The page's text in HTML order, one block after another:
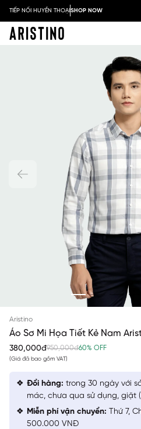
TIẾP NỐI HUYỀN THOẠISHOP NOW
Aristino
Áo Sơ Mi Họa Tiết Kẻ Nam
380,000đ950,000đ60% OFF
(Giá đã bao gồm VAT)
Đổi hàng: trong 30 ngày với
mác, chưa qua sử dụng, giặt
Miễn phí vận chuyển: Thứ 7,
500.000 VNĐ